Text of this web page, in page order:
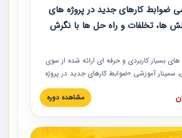
ضوابط کارهای جدید در پروژه های
ها، تخلفات و راه حل ها با نگرش
بسیار کاربردی و حرفه‏ ای ارائه شده از سوی
سمینار آموزشی «ضوابط کارهای جدید در پروژه
چالش ها، تخلفات و راه حل ها با نگرش قراردادی
سندیکای شرکت های ساختمانی کشور ارائه شد.
همراه تجربیات عملی ارائه شده است.
مشاهده دوره